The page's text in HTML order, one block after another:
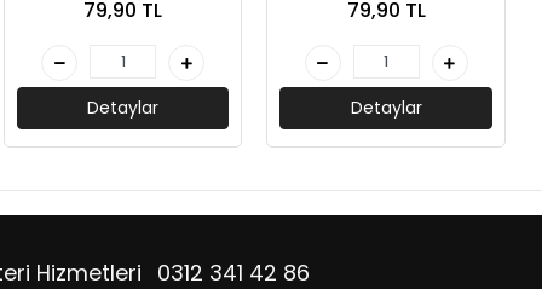
Yayıncılık
79,90 TL
Detaylar
Yayıncılık
79,90 TL
Detaylar
Hizmetleri 0312 341 42 86